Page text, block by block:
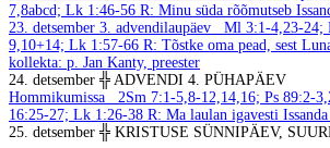
7,8abcd; Lk 1:46-56 R: Minu süda rõõmutseb
23. detsember 3. advendilaupäev
Ml 3:1-4,23-24;
9,10+14; Lk 1:57-66 R: Tõstke oma pead, sest
kollekta: p. Jan Kanty, preester
24. detsember ╬ ADVENDI 4. PÜHAPÄEV
Hommikumissa
2Sm 7:1-5,8-12,14,16; Ps 89:2-
16:25-27; Lk 1:26-38 R: Ma laulan igavesti Issanda
25. detsember ╬ KRISTUSE SÜNNIPÄEV,